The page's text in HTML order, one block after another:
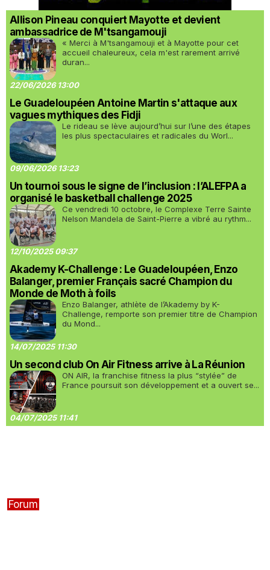
Allison Pineau conquiert Mayotte et devient
ambassadrice de M'tsangamouji
« Merci à M'tsangamouji et à Mayotte pour cet
accueil chaleureux, cela m'est rarement arrivé
duran...
22/06/2026 13:00
Le Guadeloupéen Antoine Martin s'attaque aux
vagues mythiques des Fidji
Le rideau se lève aujourd’hui sur l’une des étapes
les plus spectaculaires et radicales du Worl...
09/06/2026 13:23
Un tournoi sous le signe de l’inclusion : l’ALEFPA a
organisé le basketball challenge 2025
Ce vendredi 10 octobre, le Complexe Terre Sainte
Nelson Mandela de Saint-Pierre a vibré au rythm...
12/10/2025 09:37
Akademy K-Challenge : Le Guadeloupéen, Enzo
Balanger, premier Français sacré Champion du
Monde de Moth à foils
Enzo Balanger, athlète de l’Akademy by K-
Challenge, remporte son premier titre de Champion
du Mond...
14/07/2025 11:30
Un second club On Air Fitness arrive à La Réunion
ON AIR, la franchise fitness la plus “stylée” de
France poursuit son développement et a ouvert se...
04/07/2025 11:41
Forum